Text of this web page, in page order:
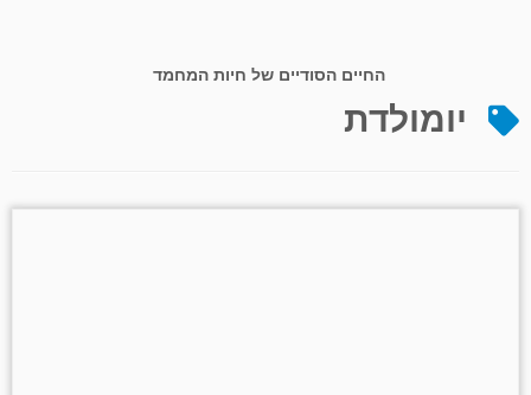
החיים הסודיים של חיות המחמד
יומולדת